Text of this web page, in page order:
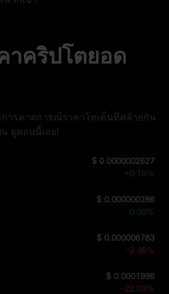
าคริปโตยอด
การคาดการณ์ราคาโทเค็นที่คล้ายกัน
ดูตอนนี้เลย!
$ 0.0000002627
+0.19%
$ 0.000000286
0.00%
$ 0.000006783
-2.38%
$ 0.0001996
-22.03%